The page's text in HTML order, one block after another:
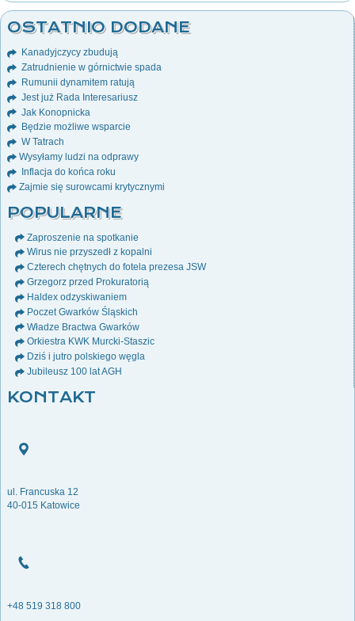
OSTATNIO DODANE
Kanadyjczycy zbudują
Zatrudnienie w górnictwie spada
Rumunii dynamitem ratują
Jest już Rada Interesariusz
Jak Konopnicka
Będzie możliwe wsparcie
W Tatrach
Wysyłamy ludzi na odprawy
Inflacja do końca roku
Zajmie się surowcami krytycznymi
POPULARNE
Zaproszenie na spotkanie
Wirus nie przyszedł z kopalni
Czterech chętnych do fotela prezesa JSW
Grzegorz przed Prokuratorią
Haldex odzyskiwaniem
Poczet Gwarków Śląskich
Władze Bractwa Gwarków
Orkiestra KWK Murcki-Staszic
Dziś i jutro polskiego węgla
Jubileusz 100 lat AGH
KONTAKT
ul. Francuska 12
40-015 Katowice
+48 519 318 800